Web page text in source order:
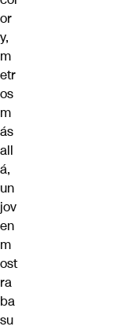
or
y,
m
etr
os
m
ás
all
á,
un
jov
en
m
ost
ra
ba
su